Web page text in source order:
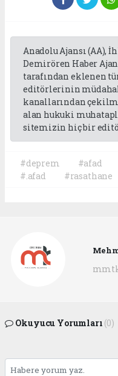
Anadolu Ajansı (AA),
Demirören Haber
tarafından eklenen
editörlerinin
kanallarından
alan hukuki
sitemizin hiç bir
#deprem #afad
#.afad
#rasathane
Okuyucu Yorumları (0)